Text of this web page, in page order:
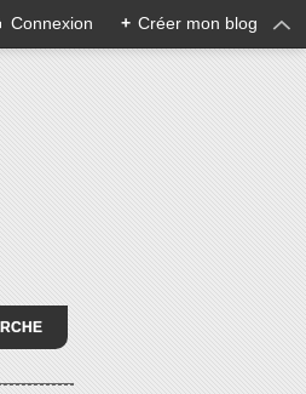
Connexion + Créer mon blog